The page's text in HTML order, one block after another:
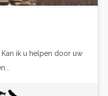
Kan ik u helpen door uw